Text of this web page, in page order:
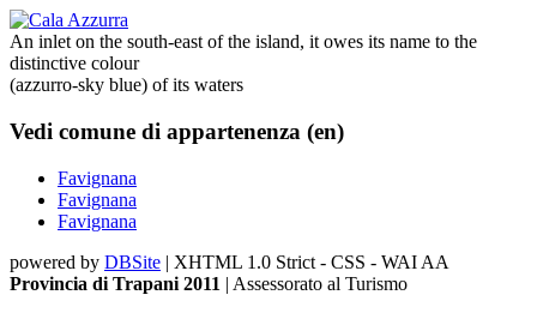
An inlet on the south-east of the island, it owes its name to the
distinctive colour
(azzurro-sky blue) of its waters
Vedi comune di appartenenza (en)
Favignana
Favignana
Favignana
powered by DBSite | XHTML 1.0 Strict - CSS - WAI AA
Provincia di Trapani 2011 | Assessorato al Turismo